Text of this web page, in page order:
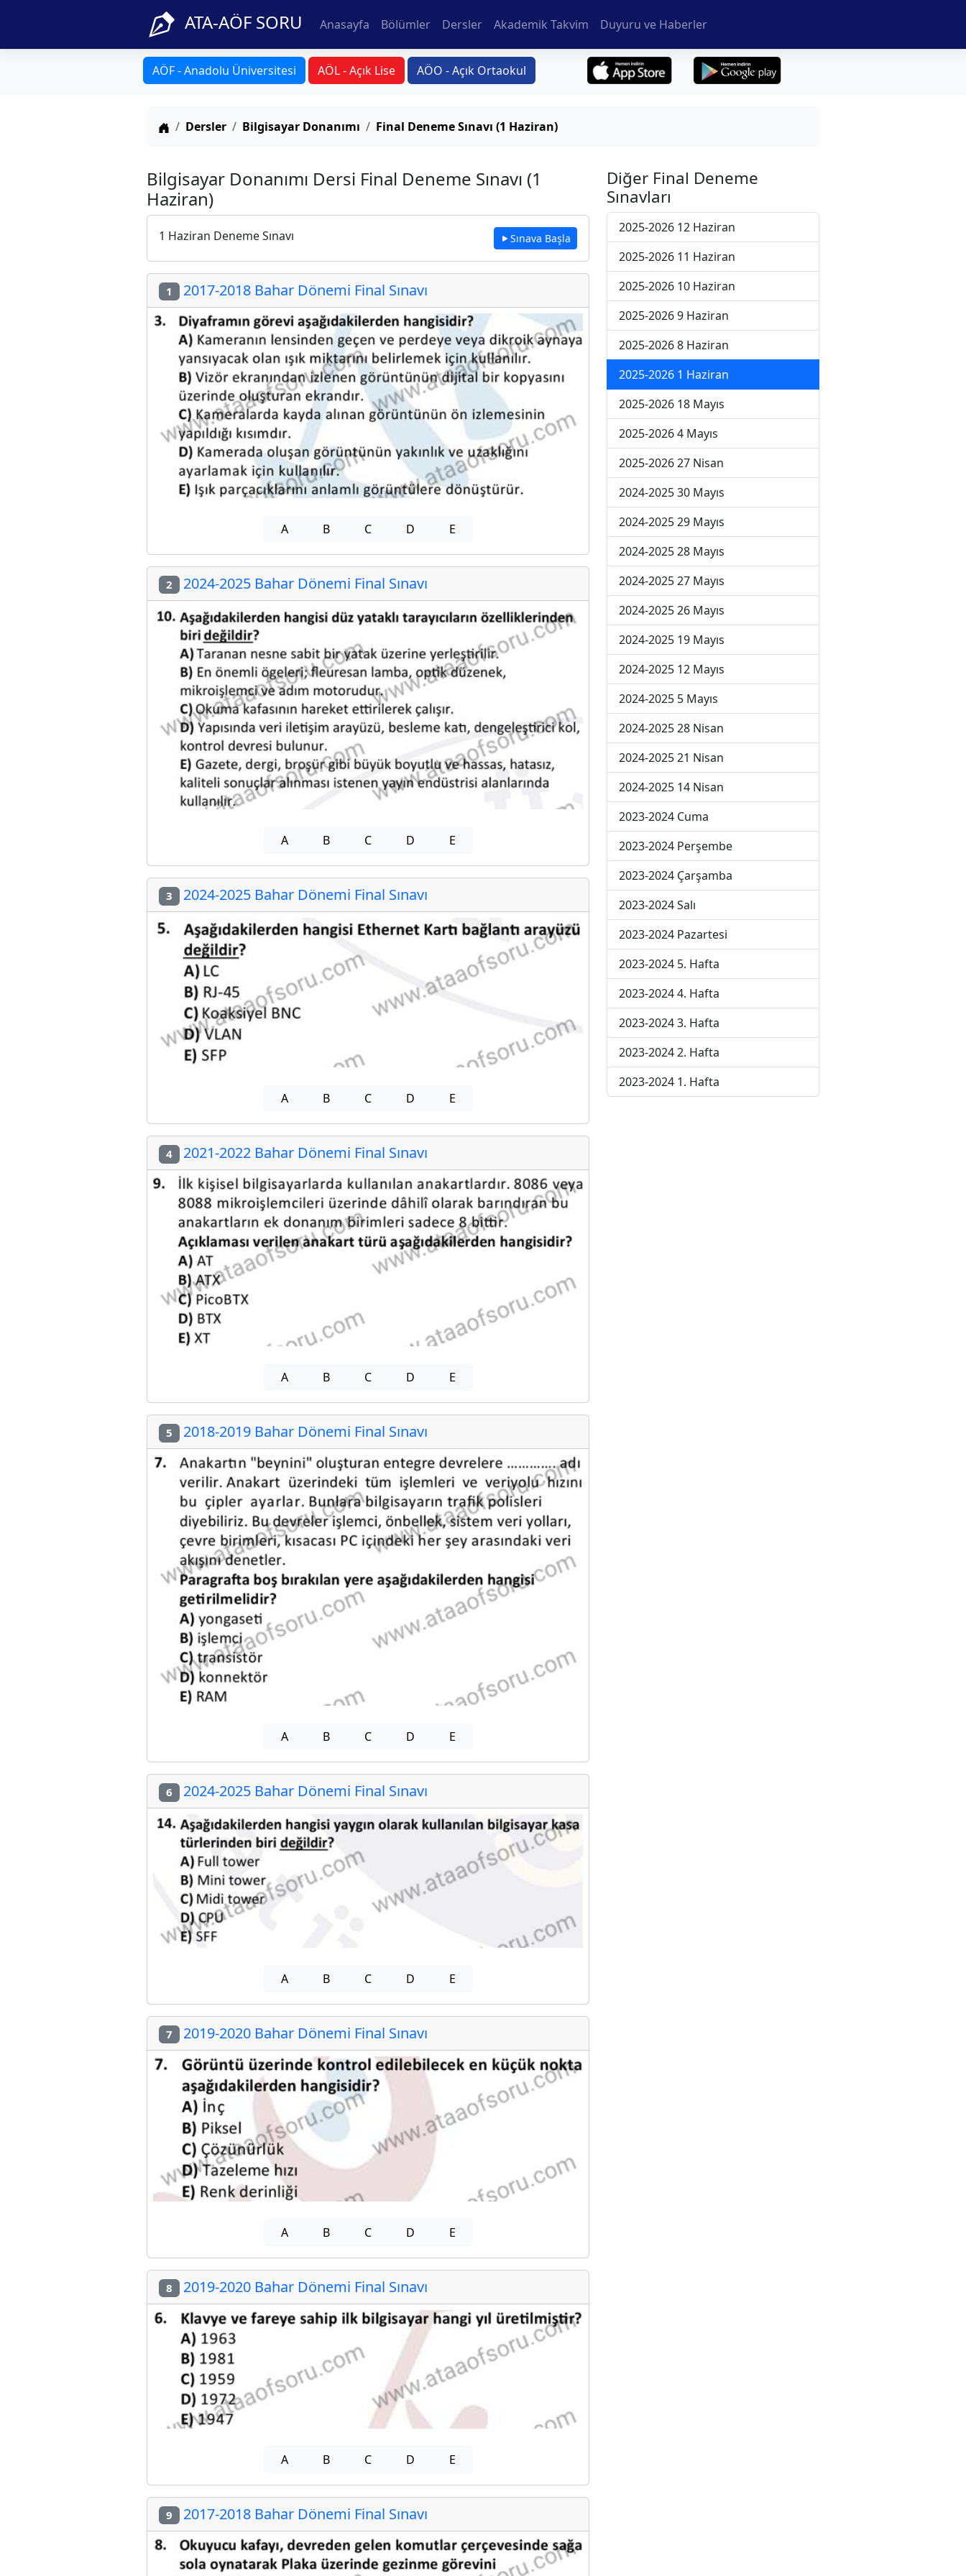
ATA-AÖF SORU Anasayfa Bölümler Dersler Akademik Takvim Duyuru ve Haberler
AÖF - Anadolu Üniversitesi AÖL - Açık Lise AÖO - Açık Ortaokul
Anasayfa
Dersler Bilgisayar Donanımı Final Deneme Sınavı (1 Haziran)
Bilgisayar Donanımı Dersi Final Deneme Sınavı (1
Haziran)
1 Haziran Deneme Sınavı Sınava Başla
1 2017-2018 Bahar Dönemi Final Sınavı
A B C D E
2 2024-2025 Bahar Dönemi Final Sınavı
A B C D E
3 2024-2025 Bahar Dönemi Final Sınavı
A B C D E
4 2021-2022 Bahar Dönemi Final Sınavı
A B C D E
5 2018-2019 Bahar Dönemi Final Sınavı
A B C D E
6 2024-2025 Bahar Dönemi Final Sınavı
A B C D E
7 2019-2020 Bahar Dönemi Final Sınavı
A B C D E
8 2019-2020 Bahar Dönemi Final Sınavı
A B C D E
9 2017-2018 Bahar Dönemi Final Sınavı
Diğer Final Deneme
Sınavları
2025-2026 12 Haziran
2025-2026 11 Haziran
2025-2026 10 Haziran
2025-2026 9 Haziran
2025-2026 8 Haziran
2025-2026 1 Haziran
2025-2026 18 Mayıs
2025-2026 4 Mayıs
2025-2026 27 Nisan
2024-2025 30 Mayıs
2024-2025 29 Mayıs
2024-2025 28 Mayıs
2024-2025 27 Mayıs
2024-2025 26 Mayıs
2024-2025 19 Mayıs
2024-2025 12 Mayıs
2024-2025 5 Mayıs
2024-2025 28 Nisan
2024-2025 21 Nisan
2024-2025 14 Nisan
2023-2024 Cuma
2023-2024 Perşembe
2023-2024 Çarşamba
2023-2024 Salı
2023-2024 Pazartesi
2023-2024 5. Hafta
2023-2024 4. Hafta
2023-2024 3. Hafta
2023-2024 2. Hafta
2023-2024 1. Hafta